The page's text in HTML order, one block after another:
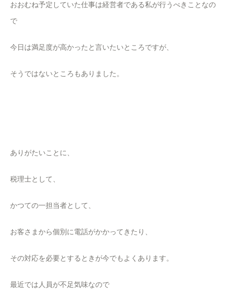
おおむね予定していた仕事は経営者である私が行うべきことなの
で
今日は満足度が高かったと言いたいところですが、
そうではないところもありました。
ありがたいことに、
税理士として、
かつての一担当者として、
お客さまから個別に電話がかかってきたり、
その対応を必要とするときが今でもよくあります。
最近では人員が不足気味なので